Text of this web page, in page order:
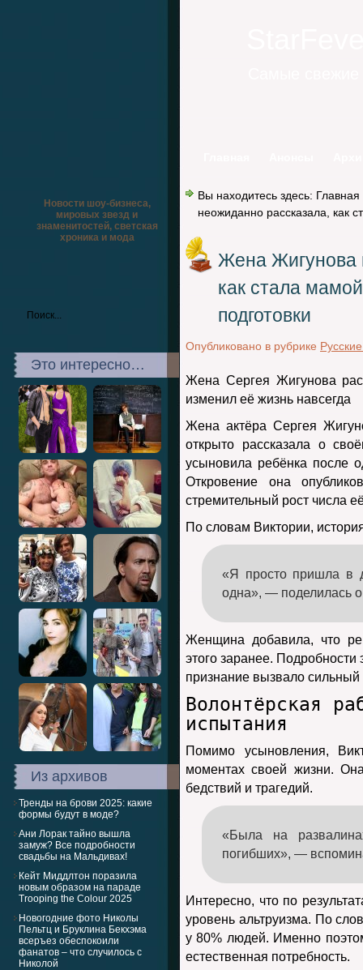
Новости шоу-бизнеса,
мировых звезд и
знаменитостей, светская
хроника и мода
Это интересно…
Из архивов
Тренды на брови 2025: какие
формы будут в моде?
Ани Лорак тайно вышла
замуж? Все подробности
свадьбы на Мальдивах!
Кейт Миддлтон поразила
новым образом на параде
Trooping the Colour 2025
Новогодние фото Николы
Пельтц и Бруклина Бекхэма
всеръез обеспокоили
фанатов – что случилось с
Николой
Вы находитесь здесь: Главная
неожиданно рассказала, как
Жена Жигунова
как стала
подготовки
Опубликовано в рубрике
Жена Сергея Жигунова
изменил её жизнь навсегда
Жена актёра Сергея
открыто рассказала о
усыновила ребёнка после
Откровение она
стремительный рост числа
По словам Виктории,
«Я просто пришла в
одна», — поделилась
Женщина добавила, что
этого заранее.
признание вызвало сильный
Волонтёрская
испытания
Помимо усыновления,
моментах своей жизни.
бедствий и трагедий.
«Была на
погибших», —
Интересно, что по
уровень альтруизма. По
у 80% людей. Именно
естественная потребность.